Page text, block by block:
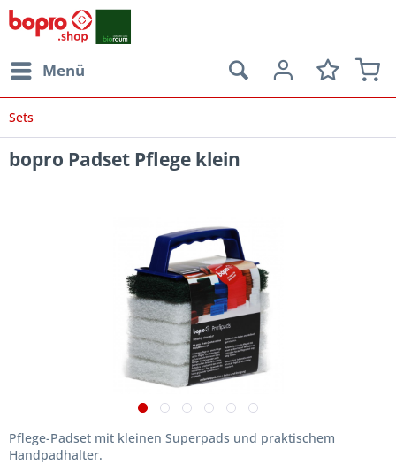
Menü
Sets
bopro Padset Pflege klein
Pflege-Padset mit kleinen Superpads und praktischem
Handpadhalter.